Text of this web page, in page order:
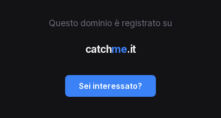
Questo dominio è registrato su
catchme.it
Sei interessato?